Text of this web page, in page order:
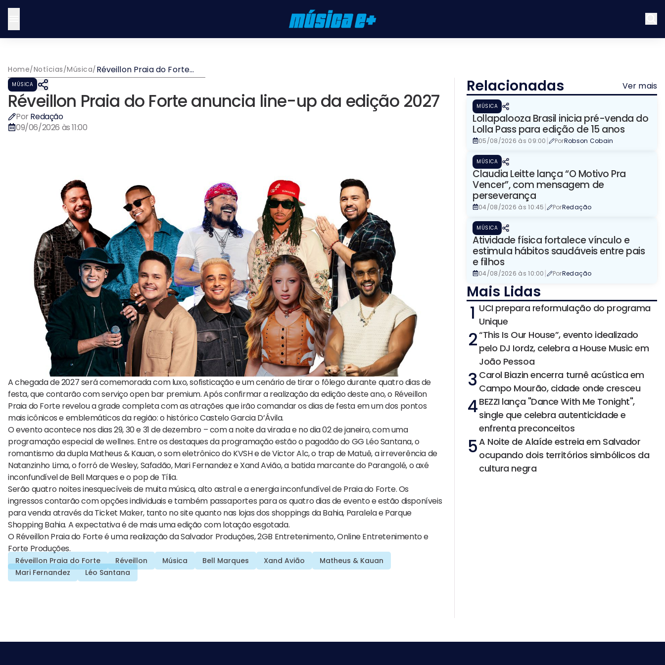
Home/Notícias/Música/Réveillon Praia do Forte
anuncia line-up da edição
MÚSICA
Réveillon Praia do Forte anuncia line-up da edição 2027
Por Redação
09/06/2026 às 11:00
A chegada de 2027 será comemorada com luxo, sofisticação e um cenário de tirar o fôlego durante quatro dias de
festa, que contarão com serviço open bar premium. Após confirmar a realização da edição deste ano, o Réveillon
Praia do Forte revelou a grade completa com as atrações que irão comandar os dias de festa em um dos pontos
mais icônicos e emblemáticos da região: o histórico Castelo Garcia D’Ávila.
O evento acontece nos dias 29, 30 e 31 de dezembro – com a noite da virada e no dia 02 de janeiro, com uma
programação especial de wellnes. Entre os destaques da programação estão o pagodão do GG Léo Santana, o
romantismo da dupla Matheus & Kauan, o som eletrônico do KVSH e de Victor Alc, o trap de Matuê, a irreverência de
Natanzinho Lima, o forró de Wesley, Safadão, Mari Fernandez e Xand Avião, a batida marcante do Parangolé, o axé
inconfundível de Bell Marques e o pop de Tília.
Serão quatro noites inesquecíveis de muita música, alto astral e a energia inconfundível de Praia do Forte. Os
ingressos contarão com opções individuais e também passaportes para os quatro dias de evento e estão disponíveis
para venda através da Ticket Maker, tanto no site quanto nas lojas dos shoppings da Bahia, Paralela e Parque
Shopping Bahia. A expectativa é de mais uma edição com lotação esgotada.
O Réveillon Praia do Forte é uma realização da Salvador Produções, 2GB Entretenimento, Online Entretenimento e
Forte Produções.
Réveillon Praia do Forte Réveillon Música Bell Marques Xand Avião
Matheus & Kauan
Mari Fernandez
Léo Santana
Relacionadas Ver mais
MÚSICA
Lollapalooza Brasil inicia pré-venda do
Lolla Pass para edição de 15 anos
05/08/2026 às 09:00 | PorRobson Cobain
MÚSICA
Claudia Leitte lança “O Motivo Pra
Vencer”, com mensagem de
perseverança
04/08/2026 às 10:45 | PorRedação
MÚSICA
Atividade física fortalece vínculo e
estimula hábitos saudáveis entre pais
e filhos
04/08/2026 às 10:00 | PorRedação
Mais Lidas
1 UCI prepara reformulação do programa
Unique
2“This Is Our House”, evento idealizado
pelo DJ Iordz, celebra a House Music em
João Pessoa
3 Carol Biazin encerra turnê acústica em
Campo Mourão, cidade onde cresceu
4BEZZI lança "Dance With Me Tonight",
single que celebra autenticidade e
enfrenta preconceitos
5A Noite de Alaíde estreia em Salvador
ocupando dois territórios simbólicos da
cultura negra